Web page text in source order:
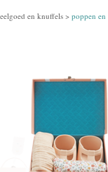
en knuffels> poppen en